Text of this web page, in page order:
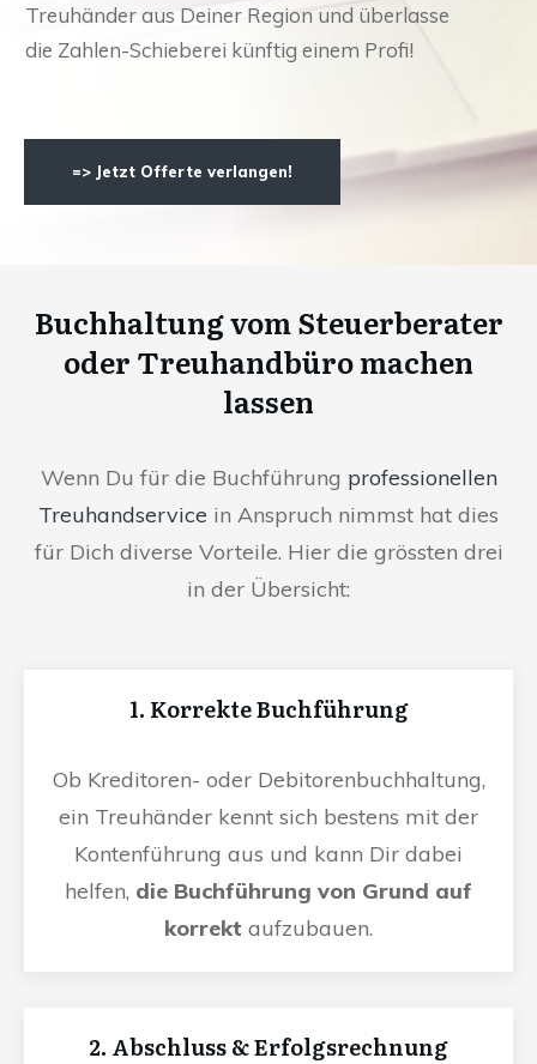
Treuhänder aus Deiner Region und überlasse
die Zahlen-Schieberei künftig einem Profi!
=> Jetzt Offerte verlangen!
Buchhaltung vom Steuerberater
oder Treuhandbüro machen
lassen
Wenn Du für die Buchführung professionellen
Treuhandservice in Anspruch nimmst hat dies
für Dich diverse Vorteile. Hier die grössten drei
in der Übersicht:
1. Korrekte Buchführung
Ob Kreditoren- oder Debitorenbuchhaltung,
ein Treuhänder kennt sich bestens mit der
Kontenführung aus und kann Dir dabei
helfen, die Buchführung von Grund auf
korrekt aufzubauen.
2. Abschluss & Erfolgsrechnung